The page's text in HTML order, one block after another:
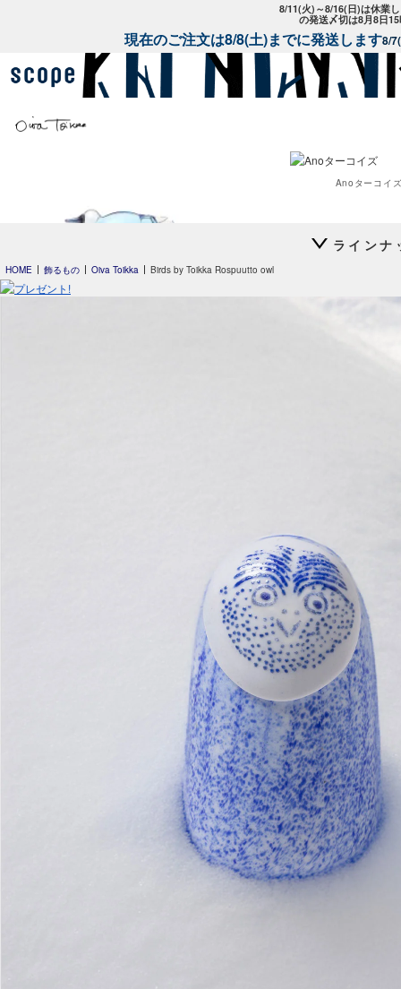
8/11(火)～8/16(日)は休業
の発送〆切は8月8日
現在のご注文は8/8(土)までに発送します8/
Anoターコイ
Oriol ライトライ
ラインナ
HOME 飾るもの Oiva Toikka Birds by Toikka Rospuutto owl